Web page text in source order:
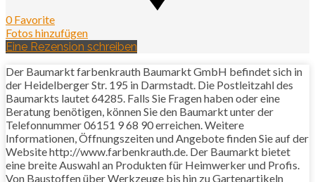
0 Favorite
Fotos hinzufügen
Eine Rezension schreiben
Der Baumarkt farbenkrauth Baumarkt GmbH befindet sich in
der Heidelberger Str. 195 in Darmstadt. Die Postleitzahl des
Baumarkts lautet 64285. Falls Sie Fragen haben oder eine
Beratung benötigen, können Sie den Baumarkt unter der
Telefonnummer 06151 9 68 90 erreichen. Weitere
Informationen, Öffnungszeiten und Angebote finden Sie auf der
Website http://www.farbenkrauth.de. Der Baumarkt bietet
eine breite Auswahl an Produkten für Heimwerker und Profis.
Von Baustoffen über Werkzeuge bis hin zu Gartenartikeln